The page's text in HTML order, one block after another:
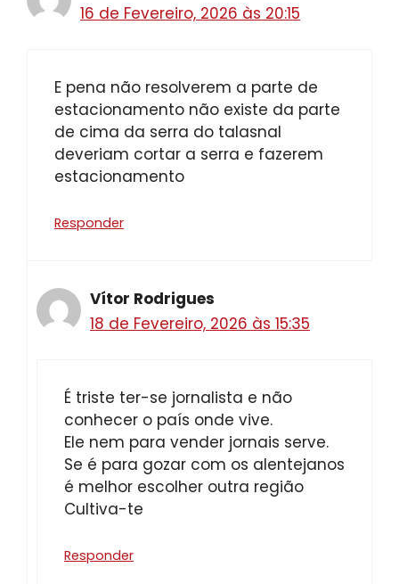
16 de Fevereiro, 2026 às 20:15
E pena não resolverem a parte de
estacionamento não existe da parte
de cima da serra do talasnal
deveriam cortar a serra e fazerem
estacionamento
Responder
Vítor Rodrigues
18 de Fevereiro, 2026 às 15:35
É triste ter-se jornalista e não
conhecer o país onde vive.
Ele nem para vender jornais serve.
Se é para gozar com os alentejanos
é melhor escolher outra região
Cultiva-te
Responder